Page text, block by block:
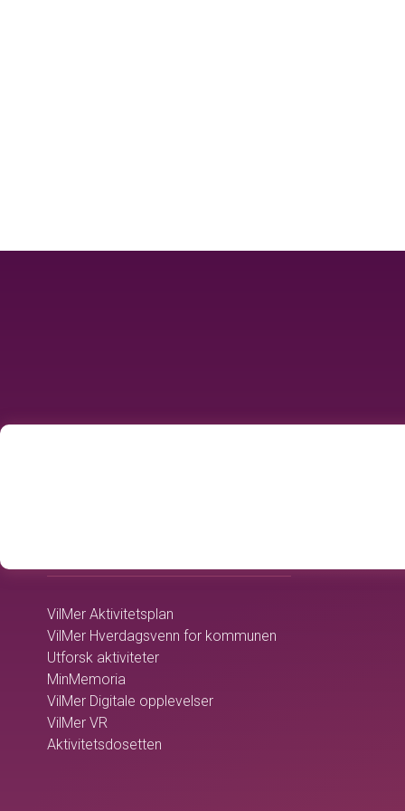
VilMer Aktivitetsplan
VilMer Hverdagsvenn for kommunen
Utforsk aktiviteter
MinMemoria
VilMer Digitale opplevelser
VilMer VR
Aktivitetsdosetten